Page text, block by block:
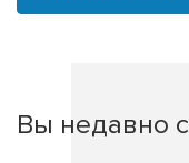
Вы недавно